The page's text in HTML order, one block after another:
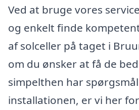
Ved at bruge vores
og enkelt finde
af solceller på taget i
om du ønsker at få de
simpelthen har
installationen, er vi her